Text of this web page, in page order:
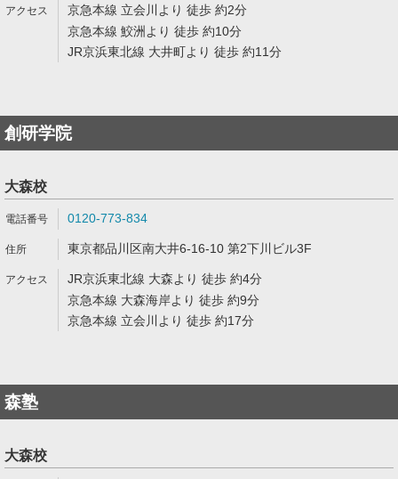
京急本線 立会川より 徒歩 約2分
京急本線 鮫洲より 徒歩 約10分
JR京浜東北線 大井町より 徒歩 約11分
創研学院
大森校
0120-773-834
東京都品川区南大井6-16-10 第2下川ビル3F
JR京浜東北線 大森より 徒歩 約4分
京急本線 大森海岸より 徒歩 約9分
京急本線 立会川より 徒歩 約17分
森塾
大森校